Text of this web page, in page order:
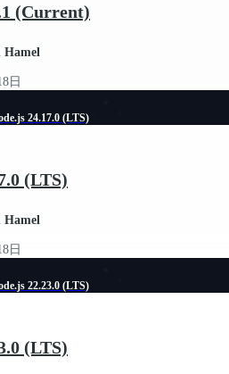
(Current)
日
24.17.0 (LTS)
(LTS)
日
22.23.0 (LTS)
(LTS)